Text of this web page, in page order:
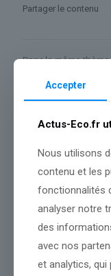
Partager le contenu
Dans le même thème
Accepter
Actus-Eco.fr
Nous utilisons
contenu et les
fonctionnalités
analyser notre
des
avec nos
et analytics, qui